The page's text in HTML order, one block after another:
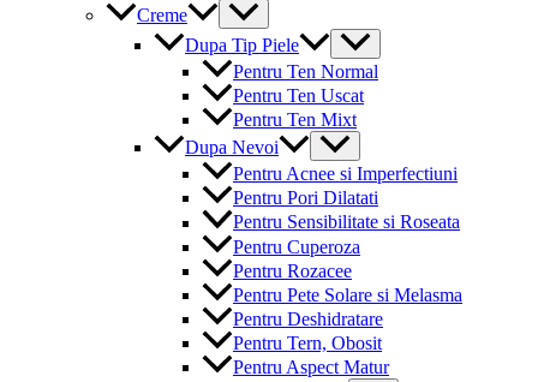
Creme
Menu
Toggle
Dupa Tip Piele
Menu
Toggle
Pentru Ten Normal
Pentru Ten Uscat
Pentru Ten Mixt
Dupa Nevoi
Menu
Toggle
Pentru Acnee si Imperfectiuni
Pentru Pori Dilatati
Pentru Sensibilitate si Roseata
Pentru Cuperoza
Pentru Rozacee
Pentru Pete Solare si Melasma
Pentru Deshidratare
Pentru Tern, Obosit
Pentru Aspect Matur